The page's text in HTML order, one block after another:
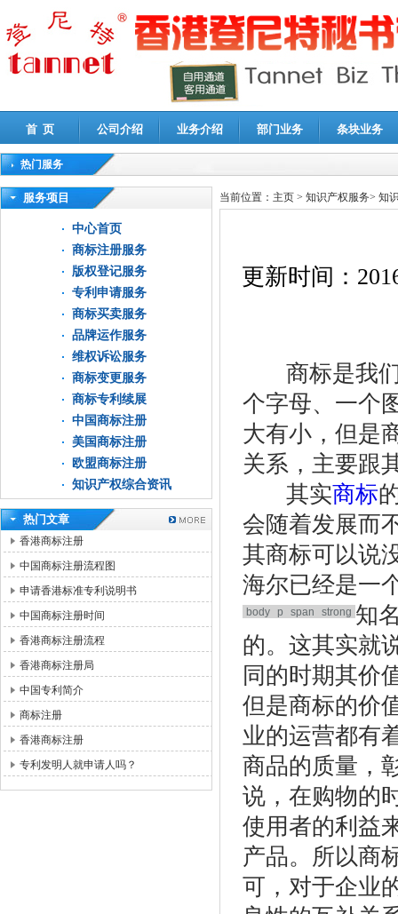
首 页 公司介绍 业务介绍 部门业务 条块业务
热门服务
高新技术企业认定审计|企业所得税汇算清缴申报鉴证
服务项目
中心首页
商标注册服务
版权登记服务
专利申请服务
商标买卖服务
品牌运作服务
维权诉讼服务
商标变更服务
商标专利续展
中国商标注册
美国商标注册
欧盟商标注册
知识产权综合资讯
热门文章
香港商标注册
中国商标注册流程图
申请香港标准专利说明书
中国商标注册时间
香港商标注册流程
香港商标注册局
中国专利简介
商标注册
香港商标注册
专利发明人就申请人吗？
当前位置： 主页 > 知识产权服务> 知
更新时间：
商标是我们
个字母、一个
大有小，但是
关系，主要跟
其实商标
会随着发展而
其商标可以说
海尔已经是一
body p span strong 知
的。这其实就
同的时期其价
但是商标的价
业的运营都有
商品的质量，
说，在购物的
使用者的利益
产品。所以商
可，对于企业